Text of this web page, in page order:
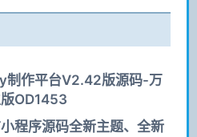
制作平台V2.42版源码-万
OD1453
程序源码全新主题、全新